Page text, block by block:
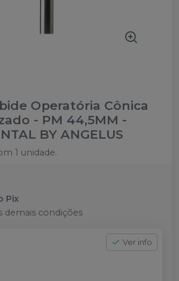
Operatória Cônica
- PM 44,5MM -
BY ANGELUS
1 unidade.
Pix
demais condições
Ver info